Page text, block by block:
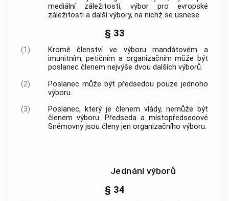
mediální záležitosti, výbor pro evropské
záležitosti a další výbory, na nichž se usnese.
§ 33
(1)
Kromě členství ve výboru mandátovém a
imunitním, petičním a organizačním může být
poslanec členem nejvýše dvou dalších výborů.
(2)
Poslanec může být předsedou pouze jednoho
výboru.
(3)
Poslanec, který je členem vlády, nemůže být
členem výboru. Předseda a místopředsedové
Sněmovny jsou členy jen organizačního výboru.
Jednání výborů
§ 34